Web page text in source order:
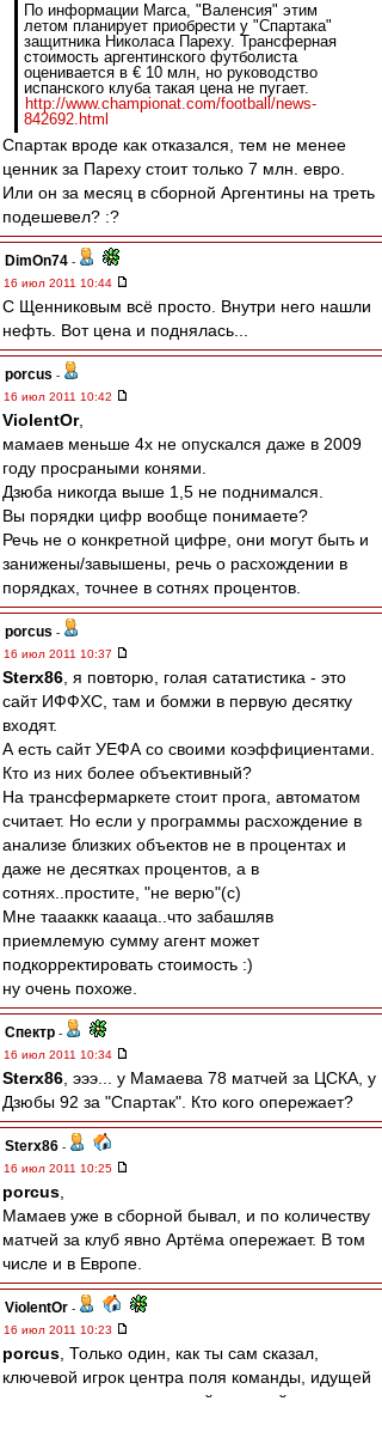
По информации Marca, "Валенсия" этим
летом планирует приобрести у "Спартака"
защитника Николаса Пареху. Трансферная
стоимость аргентинского футболиста
оценивается в € 10 млн, но руководство
испанского клуба такая цена не пугает.
http://www.championat.com/football/news-
842692.html
Спартак вроде как отказался, тем не менее
ценник за Пареху стоит только 7 млн. евро.
Или он за месяц в сборной Аргентины на треть
подешевел? :?
DimOn74 -
16 июл 2011 10:44
С Щенниковым всё просто. Внутри него нашли
нефть. Вот цена и поднялась...
porcus -
16 июл 2011 10:42
ViolentOr,
мамаев меньше 4х не опускался даже в 2009
году просраными конями.
Дзюба никогда выше 1,5 не поднимался.
Вы порядки цифр вообще понимаете?
Речь не о конкретной цифре, они могут быть и
занижены/завышены, речь о расхождении в
порядках, точнее в сотнях процентов.
porcus -
16 июл 2011 10:37
Sterx86 , я повторю, голая сататистика - это
сайт ИФФХС, там и бомжи в первую десятку
входят.
А есть сайт УЕФА со своими коэффициентами.
Кто из них более объективный?
На трансфермаркете стоит прога, автоматом
считает. Но если у программы расхождение в
анализе близких объектов не в процентах и
даже не десятках процентов, а в
сотнях..простите, "не верю"(с)
Мне таааккк каааца..что забашляв
приемлемую сумму агент может
подкорректировать стоимость :)
ну очень похоже.
Спектр -
16 июл 2011 10:34
Sterx86 , эээ... у Мамаева 78 матчей за ЦСКА, у
Дзюбы 92 за "Спартак". Кто кого опережает?
Sterx86 -
16 июл 2011 10:25
porcus
Мамаев уже в сборной бывал, и по количеству
матчей за клуб явно Артёма опережает. В том
числе и в Европе.
ViolentOr -
16 июл 2011 10:23
porcus , Только один, как ты сам сказал,
ключевой игрок центра поля команды, идущей
на первом месте, а второй -- третий